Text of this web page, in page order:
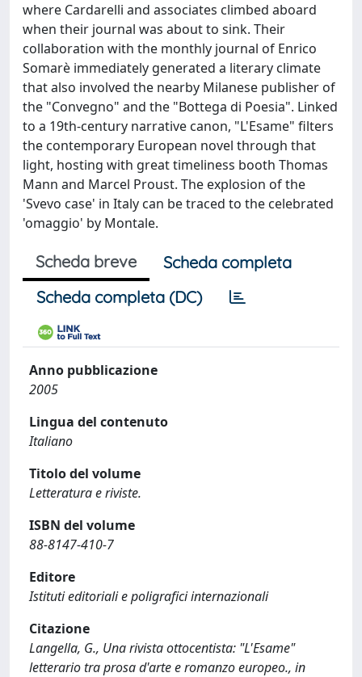
where Cardarelli and associates climbed aboard
when their journal was about to sink. Their
collaboration with the monthly journal of Enrico
Somarè immediately generated a literary climate
that also involved the nearby Milanese publisher of
the "Convegno" and the "Bottega di Poesia". Linked
to a 19th-century narrative canon, "L'Esame" filters
the contemporary European novel through that
light, hosting with great timeliness booth Thomas
Mann and Marcel Proust. The explosion of the
'Svevo case' in Italy can be traced to the celebrated
'omaggio' by Montale.
Scheda breve
Scheda completa
Scheda completa (DC)
Anno pubblicazione
2005
Lingua del contenuto
Italiano
Titolo del volume
Letteratura e riviste.
ISBN del volume
88-8147-410-7
Editore
Istituti editoriali e poligrafici internazionali
Citazione
Langella, G., Una rivista ottocentista: "L'Esame"
letterario tra prosa d'arte e romanzo europeo., in